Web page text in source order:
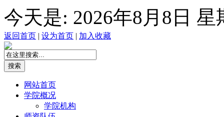
今天是: 2026年8月8日
返回首页 | 设为首页 | 加入收藏
网站首页
学院概况
学院机构